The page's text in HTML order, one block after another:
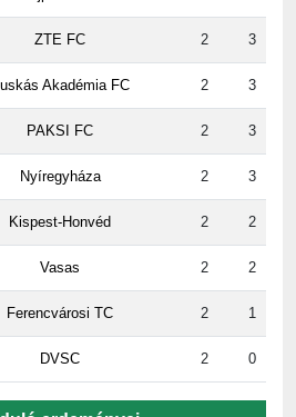
ZTE FC 2 3
Akadémia FC 2 3
PAKSI FC 2 3
Nyíregyháza 2 3
Kispest-Honvéd 2 2
Vasas 2 2
Ferencvárosi TC 2 1
DVSC 2 0